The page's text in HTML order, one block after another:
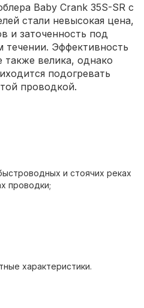
Baby Crank 35S-SR с
стали невысокая цена,
и заточенность под
Эффективность
также велика, однако
подогревать
проводкой.
и стоячих реках
проводки;
обвес.
характеристики.